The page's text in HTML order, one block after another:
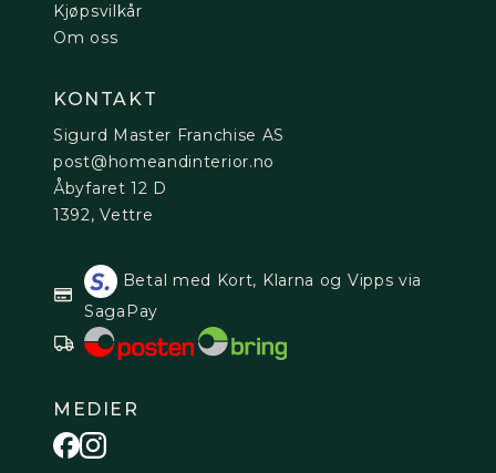
Kjøpsvilkår
Om oss
KONTAKT
Sigurd Master Franchise AS
post@homeandinterior.no
Åbyfaret 12 D
1392, Vettre
Betal med Kort, Klarna og Vipps via
SagaPay
MEDIER